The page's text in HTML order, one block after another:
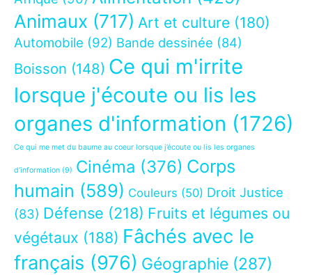
Animaux (717) Art et culture (180)
Automobile (92) Bande dessinée (84)
Boisson (148) Ce qui m'irrite
lorsque j'écoute ou lis les
organes d'information (1726)
Ce qui me met du baume au coeur lorsque j’écoute ou lis les organes
d’information (9) Cinéma (376) Corps
humain (589) Couleurs (50) Droit Justice
(83) Défense (218) Fruits et légumes ou
végétaux (188) Fâchés avec le
français (976) Géographie (287)